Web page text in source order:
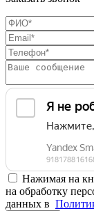
Нажимая на
на обработку
данных в